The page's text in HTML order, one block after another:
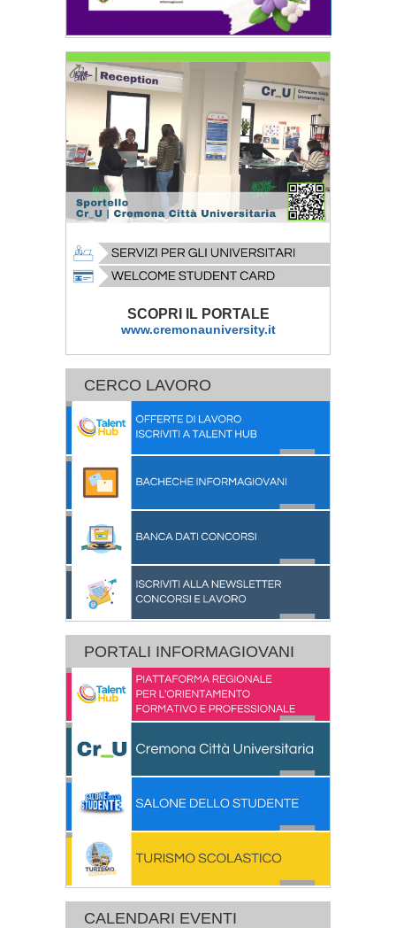
SCOPRI IL PORTALE
www.cremonauniversity.it
CERCO LAVORO
PORTALI INFORMAGIOVANI
CALENDARI EVENTI